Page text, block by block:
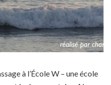
à l’École W – une école